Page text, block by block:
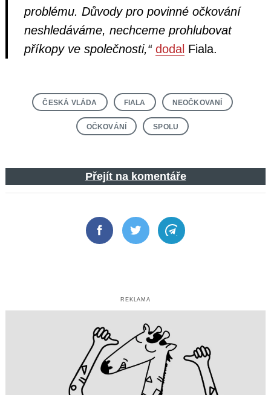
problému. Důvody pro povinné očkování
neshledáváme, nechceme prohlubovat
příkopy ve společnosti,“ dodal Fiala.
ČESKÁ VLÁDA FIALA NEOČKOVANÍ
OČKOVÁNÍ SPOLU
Přejít na komentáře
FacebookTwitter Telegram
REKLAMA